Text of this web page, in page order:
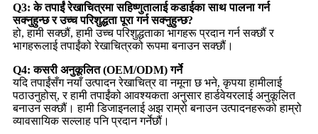
Q3: के तपाईं रेखाचित्रमा सहिष्णुतालाई कडाईका साथ पालना गर्न
सक्नुहुन्छ र उच्च परिशुद्धता पूरा गर्न सक्नुहुन्छ?
हो, हामी सक्छौं, हामी उच्च परिशुद्धताका भागहरू प्रदान गर्न सक्छौं र
भागहरूलाई तपाईंको रेखाचित्रको रूपमा बनाउन सक्छौं।
Q4: कसरी अनुकूलित (OEM/ODM) गर्ने
यदि तपाईंसँग नयाँ उत्पादन रेखाचित्र वा नमूना छ भने, कृपया हामीलाई
पठाउनुहोस्, र हामी तपाईंको आवश्यकता अनुसार हार्डवेयरलाई अनुकूलित
बनाउन सक्छौं। हामी डिजाइनलाई अझ राम्रो बनाउन उत्पादनहरूको हाम्रो
व्यावसायिक सल्लाह पनि प्रदान गर्नेछौं।